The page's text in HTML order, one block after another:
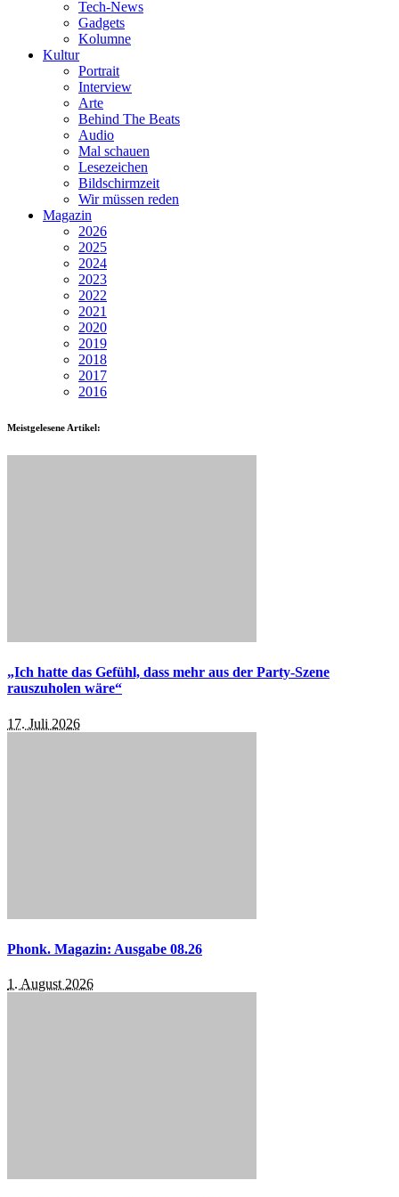
Tech-News
Gadgets
Kolumne
Kultur
Portrait
Interview
Arte
Behind The Beats
Audio
Mal schauen
Lesezeichen
Bildschirmzeit
Wir müssen reden
Magazin
2026
2025
2024
2023
2022
2021
2020
2019
2018
2017
2016
Meistgelesene Artikel:
„Ich hatte das Gefühl, dass mehr aus der Party-Szene
rauszuholen wäre“
17. Juli 2026
Phonk. Magazin: Ausgabe 08.26
1. August 2026